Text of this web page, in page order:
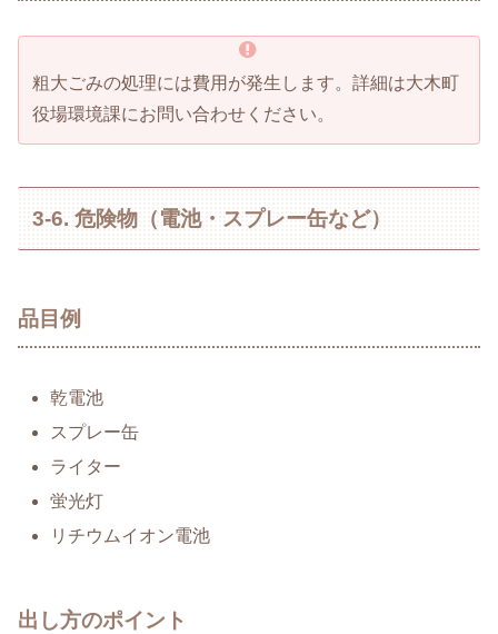
粗大ごみの処理には費用が発生します。詳細は大木町
役場環境課にお問い合わせください。
3-6. 危険物（電池・スプレー缶など）
品目例
乾電池
スプレー缶
ライター
蛍光灯
リチウムイオン電池
出し方のポイント